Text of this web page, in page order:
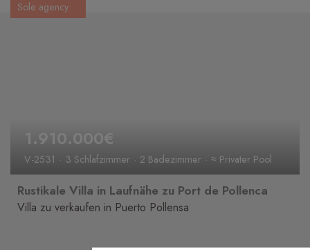
Sole agency
1.910.000€
V-2531 3 Schlafzimmer 2 Badezimmer ≈ Privater Pool
Rustikale Villa in Laufnähe zu Port de Pollenca
Villa zu verkaufen in Puerto Pollensa